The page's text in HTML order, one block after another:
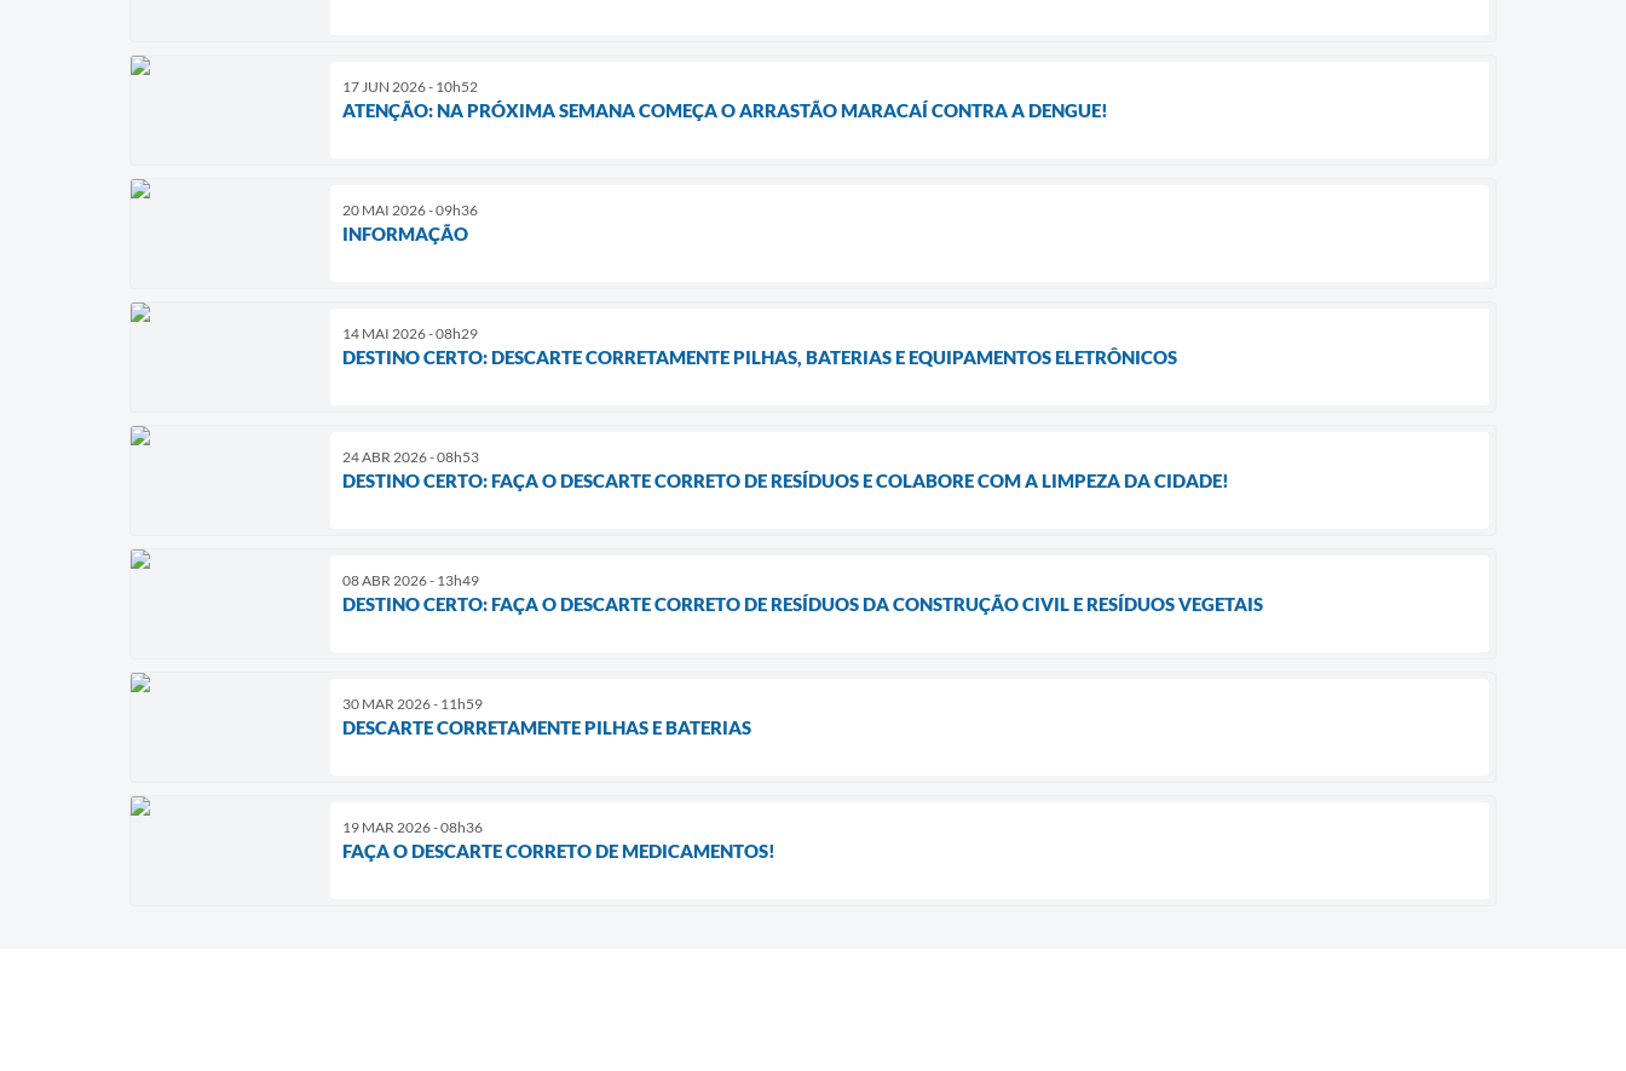
17 JUN 2026 - 10h52
ATENÇÃO: NA PRÓXIMA SEMANA COMEÇA O ARRASTÃO MARACAÍ CONTRA A DENGUE!
20 MAI 2026 - 09h36
INFORMAÇÃO
14 MAI 2026 - 08h29
DESTINO CERTO: DESCARTE CORRETAMENTE PILHAS, BATERIAS E EQUIPAMENTOS ELETRÔNICOS
24 ABR 2026 - 08h53
DESTINO CERTO: FAÇA O DESCARTE CORRETO DE RESÍDUOS E COLABORE COM A LIMPEZA DA CIDADE!
08 ABR 2026 - 13h49
DESTINO CERTO: FAÇA O DESCARTE CORRETO DE RESÍDUOS DA CONSTRUÇÃO CIVIL E RESÍDUOS VEGETAIS
30 MAR 2026 - 11h59
DESCARTE CORRETAMENTE PILHAS E BATERIAS
19 MAR 2026 - 08h36
FAÇA O DESCARTE CORRETO DE MEDICAMENTOS!